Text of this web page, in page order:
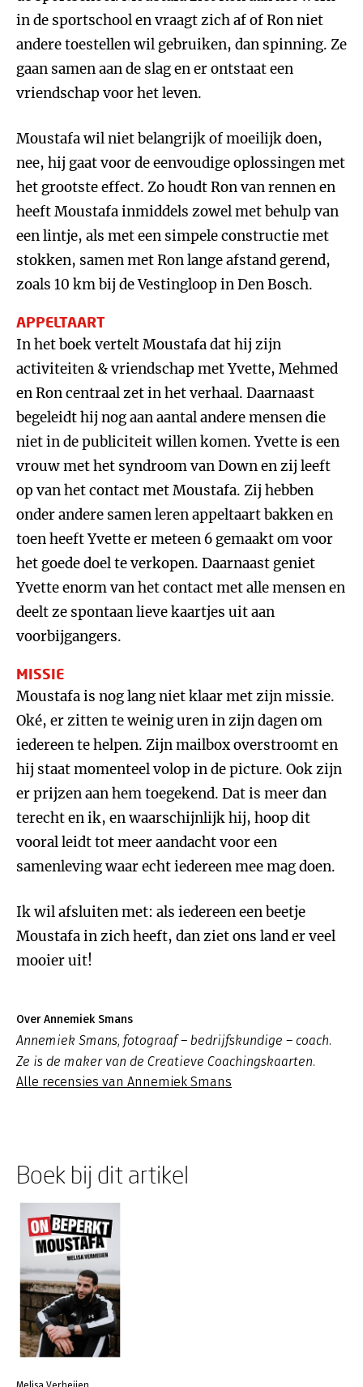
in de sportschool en vraagt zich af of Ron niet
andere toestellen wil gebruiken, dan spinning. Ze
gaan samen aan de slag en er ontstaat een
vriendschap voor het leven.
Moustafa wil niet belangrijk of moeilijk doen,
nee, hij gaat voor de eenvoudige oplossingen met
het grootste effect. Zo houdt Ron van rennen en
heeft Moustafa inmiddels zowel met behulp van
een lintje, als met een simpele constructie met
stokken, samen met Ron lange afstand gerend,
zoals 10 km bij de Vestingloop in Den Bosch.
APPELTAART
In het boek vertelt Moustafa dat hij zijn
activiteiten & vriendschap met Yvette, Mehmed
en Ron centraal zet in het verhaal. Daarnaast
begeleidt hij nog aan aantal andere mensen die
niet in de publiciteit willen komen. Yvette is een
vrouw met het syndroom van Down en zij leeft
op van het contact met Moustafa. Zij hebben
onder andere samen leren appeltaart bakken en
toen heeft Yvette er meteen 6 gemaakt om voor
het goede doel te verkopen. Daarnaast geniet
Yvette enorm van het contact met alle mensen en
deelt ze spontaan lieve kaartjes uit aan
voorbijgangers.
MISSIE
Moustafa is nog lang niet klaar met zijn missie.
Oké, er zitten te weinig uren in zijn dagen om
iedereen te helpen. Zijn mailbox overstroomt en
hij staat momenteel volop in de picture. Ook zijn
er prijzen aan hem toegekend. Dat is meer dan
terecht en ik, en waarschijnlijk hij, hoop dit
vooral leidt tot meer aandacht voor een
samenleving waar echt iedereen mee mag doen.
Ik wil afsluiten met: als iedereen een beetje
Moustafa in zich heeft, dan ziet ons land er veel
mooier uit!
Over Annemiek Smans
Annemiek Smans, fotograaf – bedrijfskundige – coach.
Ze is de maker van de Creatieve Coachingskaarten.
Alle recensies van Annemiek Smans
Boek bij dit artikel